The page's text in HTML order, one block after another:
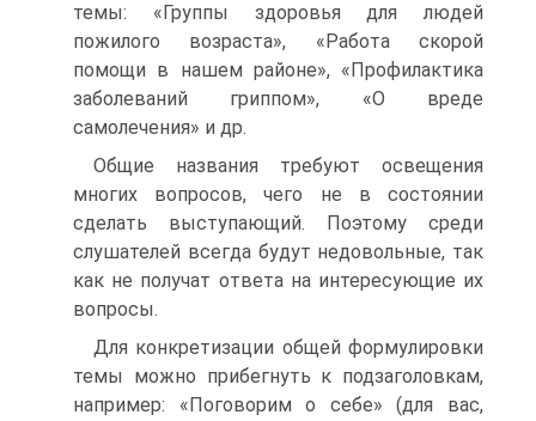
темы: «Группы здоровья для людей
пожилого возраста», «Работа скорой
помощи в нашем районе», «Профилактика
заболеваний гриппом», «О вреде
самолечения» и др.
Общие названия требуют освещения
многих вопросов, чего не в состоянии
сделать выступающий. Поэтому среди
слушателей всегда будут недовольные, так
как не получат ответа на интересующие их
вопросы.
Для конкретизации общей формулировки
темы можно прибегнуть к подзаголовкам,
например: «Поговорим о себе» (для вас,